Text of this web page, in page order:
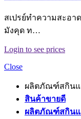
สเปรย์ทำความสะอ
มังคุด ท…
Login to see prices
Close
ผลิตภัณฑ์สกินแ
สินค้าขายดี
ผลิตภัณฑ์สกิน